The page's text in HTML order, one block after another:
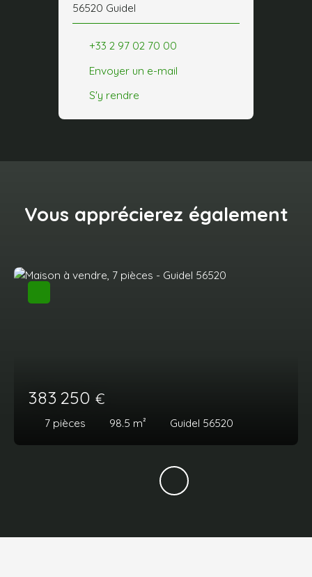
56520 Guidel
+33 2 97 02 70 00
Envoyer un e-mail
S'y rendre
Vous apprécierez également
383 250 €
7 pièces 98.5 m² Guidel 56520